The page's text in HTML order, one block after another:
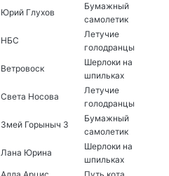
Юрий Глухов
Бумажный
самолетик
НБС
Летучие
голодранцы
Ветровоск
Шерлоки на
шпильках
Света Носова
Летучие
голодранцы
Змей Горыныч 3
Бумажный
самолетик
Лана Юрина
Шерлоки на
шпильках